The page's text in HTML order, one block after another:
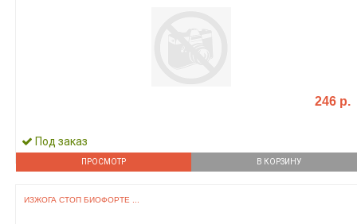
246 р.
Под заказ
ПРОСМОТР В КОРЗИНУ
ИЗЖОГА СТОП БИОФОРТЕ ...